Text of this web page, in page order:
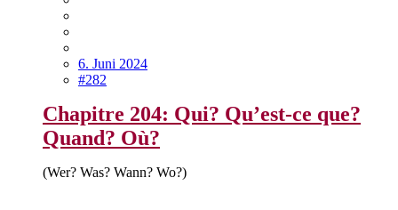
6. Juni 2024
#282
Chapitre 204: Qui? Qu’est-ce que?
Quand? Où?
(Wer? Was? Wann? Wo?)